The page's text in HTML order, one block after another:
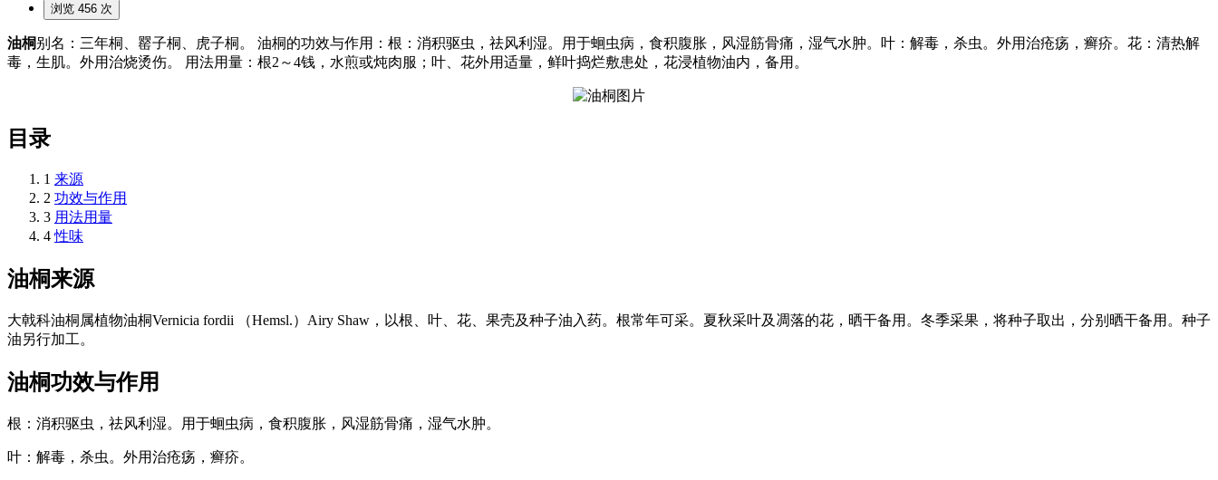
浏览 456 次
油桐别名：三年桐、罂子桐、虎子桐。 油桐的功效与作用：根：消积驱虫，祛风利湿。用于蛔虫病，食积腹胀，风湿筋骨痛，湿气水肿。叶：解毒，杀虫。外用治疮疡，癣疥。花：清热解
毒，生肌。外用治烧烫伤。 用法用量：根2～4钱，水煎或炖肉服；叶、花外用适量，鲜叶捣烂敷患处，花浸植物油内，备用。
目录
1 来源
2 功效与作用
3 用法用量
4 性味
油桐来源
大戟科油桐属植物油桐Vernicia fordii （Hemsl.）Airy Shaw，以根、叶、花、果壳及种子油入药。根常年可采。夏秋采叶及凋落的花，晒干备用。冬季采果，将种子取出，分别晒干备用。种子
油另行加工。
油桐功效与作用
根：消积驱虫，祛风利湿。用于蛔虫病，食积腹胀，风湿筋骨痛，湿气水肿。
叶：解毒，杀虫。外用治疮疡，癣疥。